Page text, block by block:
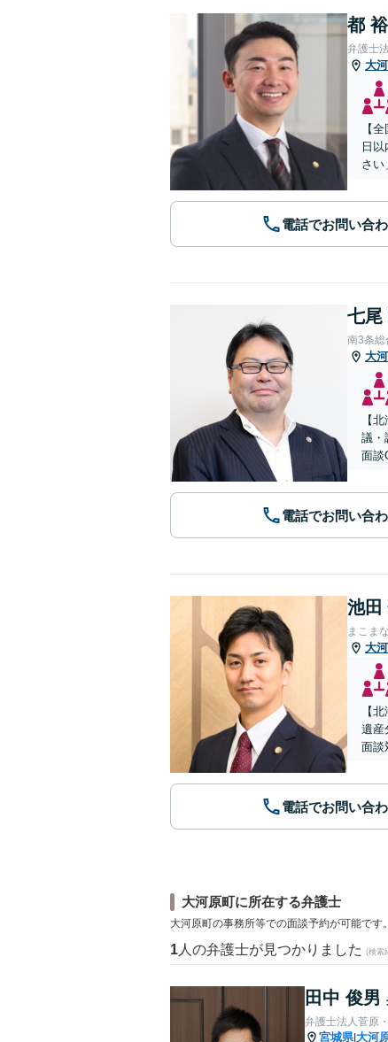
都
弁護士
大
【
日
さい
電話でお問い合
七尾
南3条総
大
【
議・
面談
電話でお問い合
池田
まこま
大
【
遺産
面談
電話でお問い合
大河原町に所在する弁護士
大河原町の事務所等での面談予約が可能です。
1 人の弁護士が見つかりました (検索
田中 俊男
弁護士法人菅原
宮城県|大河